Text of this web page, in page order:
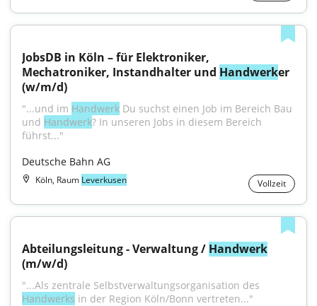
JobsDB in Köln – für Elektroniker,
Mechatroniker, Instandhalter und Handwerker
(w/m/d)
"...und im Handwerk Du suchst einen Job im Bereich Bau
und Handwerk? In unseren Jobs in diesem Bereich
führst..."
Deutsche Bahn AG
Köln, Raum Leverkusen Vollzeit
Abteilungsleitung - Verwaltung / Handwerk
(m/w/d)
Handwerks in der Region Köln/Bonn vertreten..."